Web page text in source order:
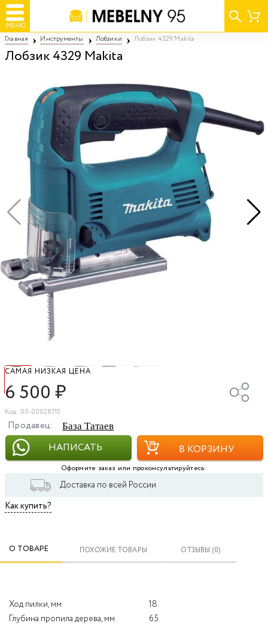
МЕНЮ
Главная Инструменты Лобзики Лобзик 4329 Makita
Лобзик 4329 Makita
САМАЯ НИЗКАЯ ЦЕНА
6 500₽
Код: 00-00028715
Продавец: База Татаев
НАПИСАТЬ В КОРЗИНУ
Оформите заказ или проконсультируйтесь:
Доставка по всей России
Как купить?
О ТОВАРЕ ПОХОЖИЕ ТОВАРЫ ОТЗЫВЫ (0)
Ход пилки, мм
18
Глубина пропила дерева, мм
65